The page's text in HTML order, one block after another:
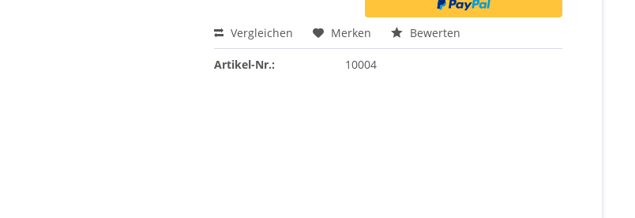
Vergleichen Merken Bewerten
Artikel-Nr.: 10004